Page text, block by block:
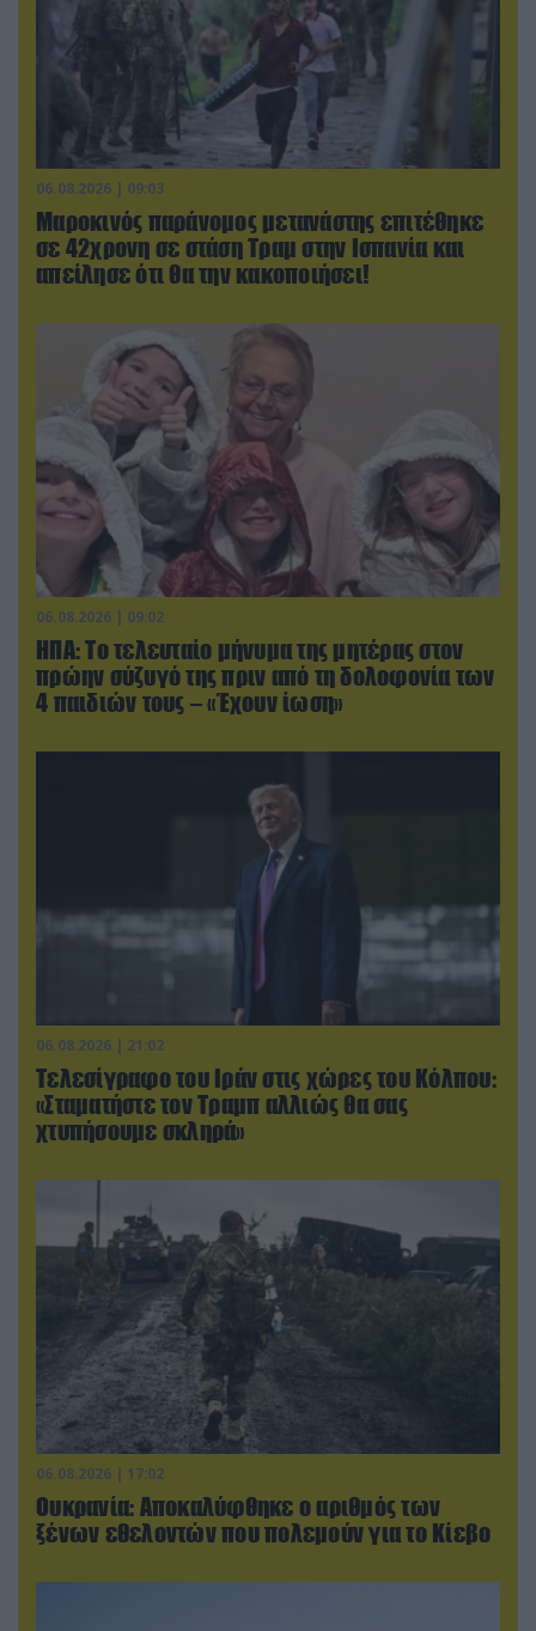
06.08.2026 | 09:03
Μαροκινός παράνομος μετανάστης επιτέθηκε
σε 42χρονη σε στάση Τραμ στην Ισπανία και
απείλησε ότι θα την κακοποιήσει!
06.08.2026 | 09:02
ΗΠΑ: Το τελευταίο μήνυμα της μητέρας στον
πρώην σύζυγό της πριν από τη δολοφονία των
4 παιδιών τους – «Έχουν ίωση»
06.08.2026 | 21:02
Τελεσίγραφο του Ιράν στις χώρες του Κόλπου:
«Σταματήστε τον Τραμπ αλλιώς θα σας
χτυπήσουμε σκληρά»
06.08.2026 | 17:02
Ουκρανία: Αποκαλύφθηκε ο αριθμός των
ξένων εθελοντών που πολεμούν για το Κίεβο